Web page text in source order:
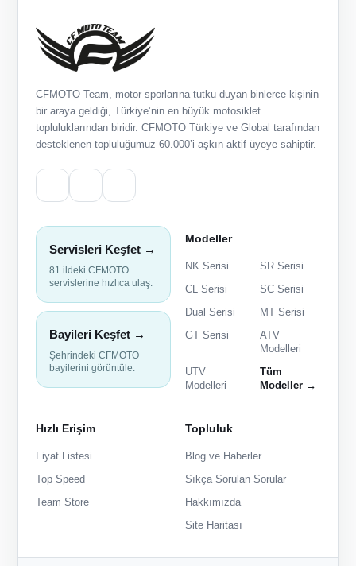
CFMOTO Team, motor sporlarına tutku duyan binlerce kişinin
bir araya geldiği, Türkiye’nin en büyük motosiklet
topluluklarından biridir. CFMOTO Türkiye ve Global tarafından
desteklenen topluluğumuz 60.000’i aşkın aktif üyeye sahiptir.
Servisleri Keşfet →
81 ildeki CFMOTO
servislerine hızlıca ulaş.
Bayileri Keşfet →
Şehrindeki CFMOTO
bayilerini görüntüle.
Modeller
NK Serisi
SR Serisi
CL Serisi
SC Serisi
Dual Serisi
MT Serisi
GT Serisi
ATV
Modelleri
UTV
Modelleri
Tüm
Modeller →
Hızlı Erişim
Fiyat Listesi
Top Speed
Team Store
Topluluk
Blog ve Haberler
Sıkça Sorulan Sorular
Hakkımızda
Site Haritası